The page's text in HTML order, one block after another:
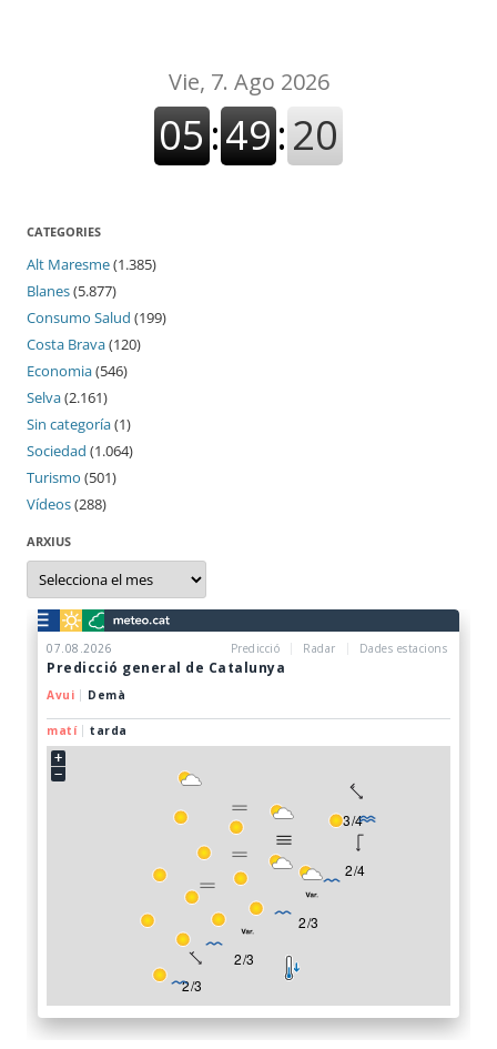
CATEGORIES
Alt Maresme(1.385)
Blanes(5.877)
Consumo Salud (199)
Costa Brava(120)
Economia(546)
Selva(2.161)
Sin categoría(1)
Sociedad (1.064)
Turismo (501)
Vídeos(288)
ARXIUS
Arxius